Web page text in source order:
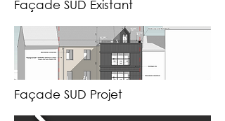
Façade SUD Existant
Façade SUD Projet